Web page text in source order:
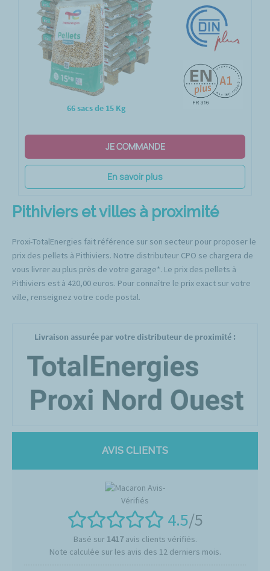
66 sacs de 15 Kg
JE COMMANDE
En savoir plus
Pithiviers et villes à proximité
Proxi-TotalEnergies fait référence sur son secteur pour proposer le
prix des pellets à Pithiviers. Notre distributeur CPO se chargera de
vous livrer au plus près de votre garage*. Le prix des pellets à
Pithiviers est à 420,00 euros. Pour connaître le prix exact sur votre
ville, renseignez votre code postal.
Livraison assurée par votre distributeur de proximité :
AVIS CLIENTS
4.5/5
Basé sur 1417avis clients vérifiés.
Note calculée sur les avis des 12 derniers mois.